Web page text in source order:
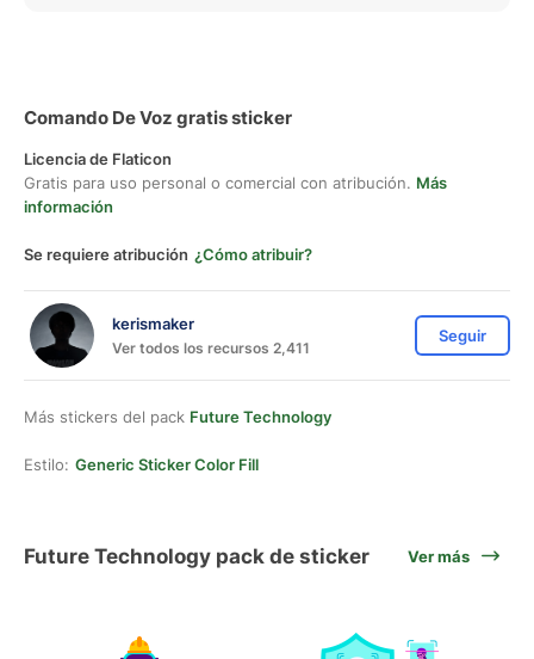
Comando De Voz gratis sticker
Licencia de Flaticon
Gratis para uso personal o comercial con atribución. Más
información
Se requiere atribución ¿Cómo atribuir?
kerismaker
Ver todos los recursos 2,411
Seguir
Más stickers del pack Future Technology
Estilo: Generic Sticker Color Fill
Future Technology pack de sticker Ver más